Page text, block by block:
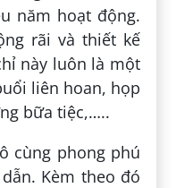
năm hoạt động.
rãi và thiết kế
này luôn là một
liên hoan, họp
bữa tiệc,…..
cùng phong phú
Kèm theo đó